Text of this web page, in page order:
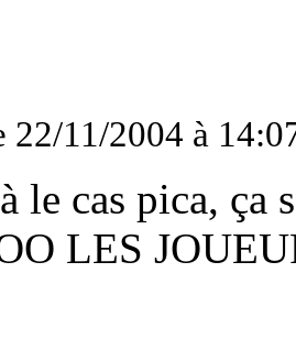
22/11/2004 à
le cas pica,
LES